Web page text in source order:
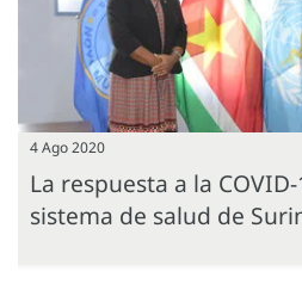
4 Ago 2020
La respuesta a la
sistema de salud de